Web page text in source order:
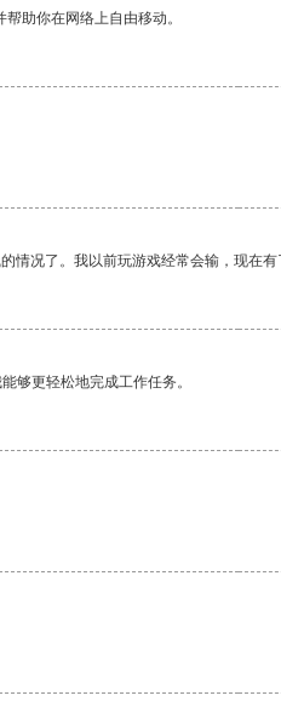
助你在网络上自由移动。
况了。我以前玩游戏经常会输，现在有
够更轻松地完成工作任务。